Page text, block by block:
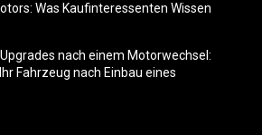
Was Kaufinteressenten Wissen
nach einem Motorwechsel:
Fahrzeug nach Einbau eines